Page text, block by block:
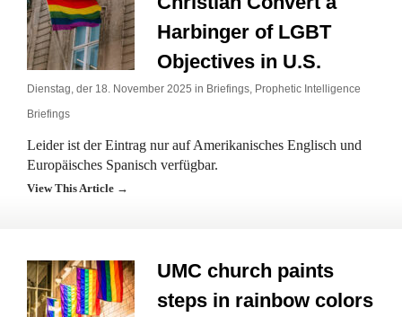
Harbinger of LGBT
Objectives in U.S.
Dienstag, der 18. November 2025 in Briefings, Prophetic Intelligence
Briefings
Leider ist der Eintrag nur auf Amerikanisches Englisch und
Europäisches Spanisch verfügbar.
View This Article →
UMC church paints
steps in rainbow colors